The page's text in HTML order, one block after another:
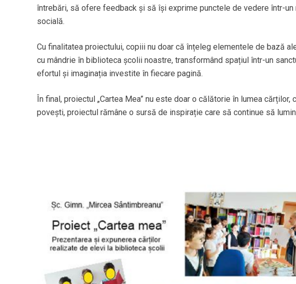
întrebări, să ofere feedback și să își exprime punctele de vedere într-
socială.
Cu finalitatea proiectului, copiii nu doar că înțeleg elementele de bază
cu mândrie în biblioteca școlii noastre, transformând spațiul într-un
efortul și imaginația investite în fiecare pagină.
În final, proiectul „Cartea Mea” nu este doar o călătorie în lumea
povești, proiectul rămâne o sursă de inspirație care să continue să